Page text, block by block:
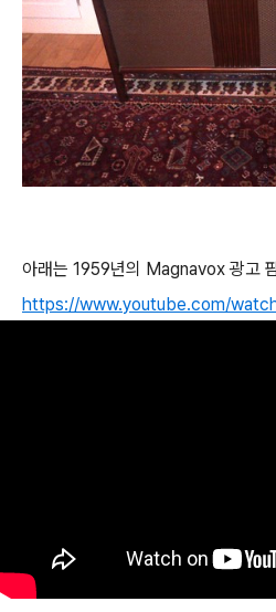
아래는 1959년의 Magnavox 광고
https://www.youtube.com/